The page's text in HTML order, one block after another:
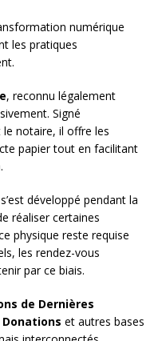
numérique
les pratiques
, reconnu légalement
Signé
notaire, il offre les
papier tout en facilitant
développé pendant la
réaliser certaines
physique reste requise
les rendez-vous
par ce biais.
de Dernières
Donations et autres bases